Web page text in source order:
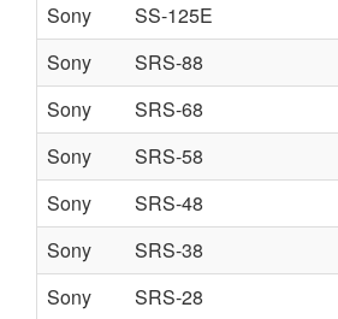
Sony
SS-125E
Sony
SRS-88
Sony
SRS-68
Sony
SRS-58
Sony
SRS-48
Sony
SRS-38
Sony
SRS-28